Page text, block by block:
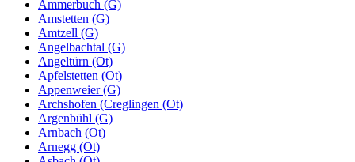
Ammerbuch (G)
Amstetten (G)
Amtzell (G)
Angelbachtal (G)
Angeltürn (Ot)
Apfelstetten (Ot)
Appenweier (G)
Archshofen (Creglingen (Ot)
Argenbühl (G)
Arnbach (Ot)
Arnegg (Ot)